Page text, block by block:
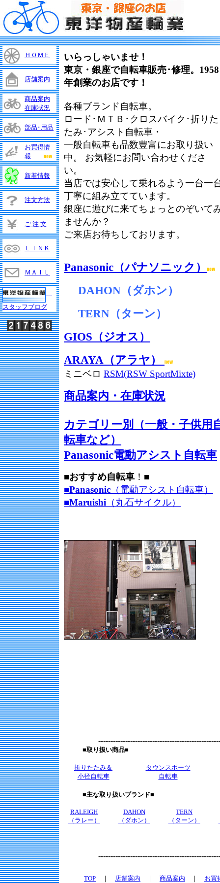
ＨＯＭＥ
店舗案内
商品案内
在庫状況
部品･用品
お買得情
報
新着情報
注文方法
ご 注 文
ＬＩＮＫ
ＭＡＩＬ
スタッフブログ
いらっしゃいませ！
東京・銀座で自転車販売･修理。1958
年創業のお店です！
各種ブランド自転車。
ロード･ＭＴＢ･クロスバイク･折りた
たみ･アシスト自転車・
一般自転車も品数豊富にお取り扱い
中。 お気軽にお問い合わせくださ
い。
当店では安心して乗れるよう一台一
丁寧に組み立てています。
銀座に遊びに来てちょっとのぞいて
ませんか？
ご来店お待ちしております。
Panasonic（パナソニック）
DAHON（ダホン）
TERN（ターン）
GIOS（ジオス）
ARAYA（アラヤ）
ミニベロ RSM(RSW SportMixte)
商品案内・在庫状況
カテゴリー別（一般・子供用
転車など）
Panasonic電動アシスト自転車
■おすすめ自転車 ！■
■Panasonic （電動アシスト自転車）
■Maruishi （丸石サイクル）
■取り扱い商品■
折りたたみ＆
小径自転車
タウンスポーツ
自転車
■主な取り扱いブランド■
RALEIGH
（ラレー）
DAHON
（ダホン）
TERN
（ターン）
TOP ｜ 店舗案内 ｜ 商品案内 ｜ お買